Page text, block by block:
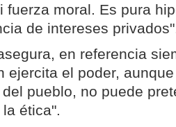
fuerza moral. Es pura
de intereses
en referencia
ejercita el poder,
pueblo, no puede
ética".